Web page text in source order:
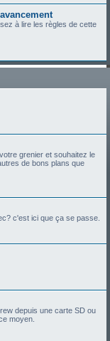
à lire les règles de cette
grenier et souhaitez le
de bons plans que
c'est ici que ça se passe.
depuis une carte SD ou
moyen.